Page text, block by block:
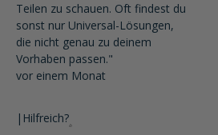
Teilen zu schauen. Oft findest du
sonst nur Universal-Lösungen,
die nicht genau zu deinem
Vorhaben passen."
vor einem Monat
| Hilfreich?